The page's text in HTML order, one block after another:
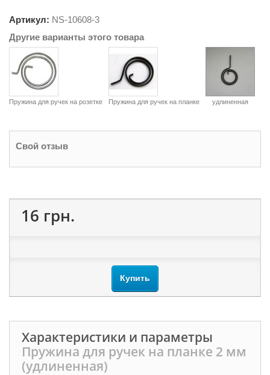
Артикул: NS-10608-3
Другие варианты этого товара
Пружина для ручек на розетке Пружина для ручек на планке удлиненная
Свой отзыв
16 грн.
Купить
Характеристики и параметры
Пружина для ручек на планке 2 мм
(удлиненная)